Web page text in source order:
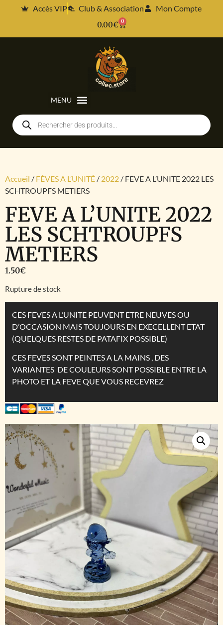
Accès VIP Club & Association
Mon Compte
0.00€ 0
Accueil / FÈVES A L’UNITÉ / 2022 / FEVE A L’UNITE 2022 LES
SCHTROUPFS METIERS
FEVE A L’UNITE 2022
LES SCHTROUPFS
METIERS
1.50€
Rupture de stock
CES FEVES A L’UNITE PEUVENT ETRE NEUVES OU
D’OCCASION MAIS TOUJOURS EN EXECELLENT ETAT
(QUELQUES RESTES DE PATAFIX POSSIBLE)
CES FEVES SONT PEINTES A LA MAINS , DES
VARIANTES DE COULEURS SONT POSSIBLE ENTRE LA
PHOTO ET LA FEVE QUE VOUS RECEVREZ